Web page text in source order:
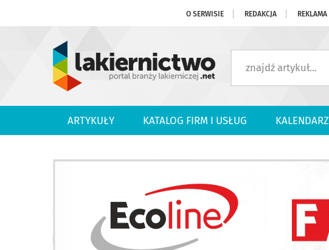
O SERWISIE REDAKCJA REKLAMA
ARTYKUŁY KATALOG FIRM I USŁUG KALENDARZ